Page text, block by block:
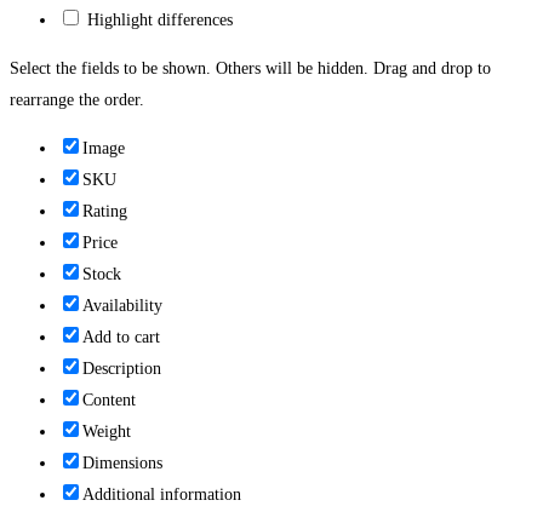
Highlight differences
Select the fields to be shown. Others will be hidden. Drag and drop to
rearrange the order.
Image
SKU
Rating
Price
Stock
Availability
Add to cart
Description
Content
Weight
Dimensions
Additional information